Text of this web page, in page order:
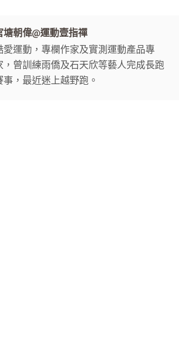
塘朝偉@運動壹指禪
愛運動，專欄作家及實測運動產品專
，曾訓練雨僑及石天欣等藝人完成長跑
事，最近迷上越野跑。